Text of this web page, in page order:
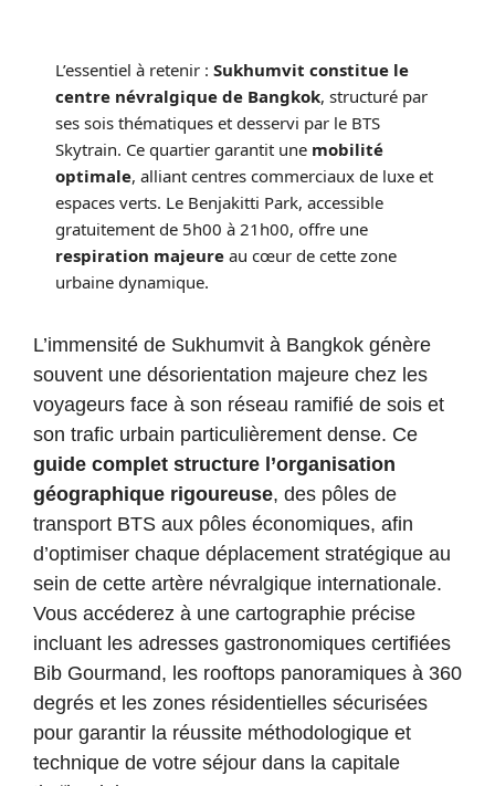
L’essentiel à retenir : Sukhumvit constitue le
centre névralgique de Bangkok, structuré par
ses sois thématiques et desservi par le BTS
Skytrain. Ce quartier garantit une mobilité
optimale, alliant centres commerciaux de luxe et
espaces verts. Le Benjakitti Park, accessible
gratuitement de 5h00 à 21h00, offre une
respiration majeure au cœur de cette zone
urbaine dynamique.
L’immensité de Sukhumvit à Bangkok génère
souvent une désorientation majeure chez les
voyageurs face à son réseau ramifié de sois et
son trafic urbain particulièrement dense. Ce
guide complet structure l’organisation
géographique rigoureuse, des pôles de
transport BTS aux pôles économiques, afin
d’optimiser chaque déplacement stratégique au
sein de cette artère névralgique internationale.
Vous accéderez à une cartographie précise
incluant les adresses gastronomiques certifiées
Bib Gourmand, les rooftops panoramiques à 360
degrés et les zones résidentielles sécurisées
pour garantir la réussite méthodologique et
technique de votre séjour dans la capitale